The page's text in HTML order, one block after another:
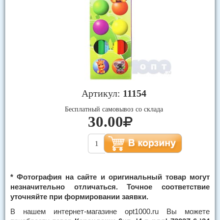
Артикул: 11154
Бесплатный самовывоз со склада
30.00
* Фотография на сайте и оригинальный товар могут
незначительно отличаться. Точное соответствие
уточняйте при формировании заявки.
В нашем интернет-магазине opt1000.ru Вы можете